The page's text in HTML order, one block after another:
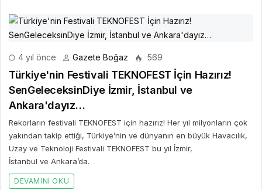
4 yıl önce Gazete Boğaz 569
Türkiye'nin Festivali TEKNOFEST İçin Hazırız!
SenGeleceksinDiye İzmir, İstanbul ve
Ankara'dayız…
Rekorların festivali TEKNOFEST için hazırız! Her yıl milyonların çok
yakından takip ettiği, Türkiye’nin ve dünyanın en büyük Havacılık,
Uzay ve Teknoloji Festivali TEKNOFEST bu yıl İzmir,
İstanbul ve Ankara’da.
DEVAMINI OKU